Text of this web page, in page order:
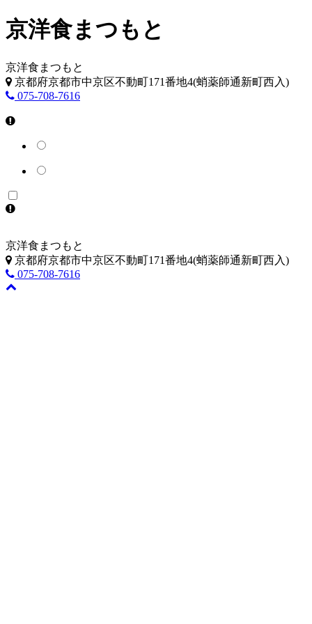
京洋食まつもと
京洋食まつもと
京都府京都市中京区不動町171番地4(蛸薬師通新町西入)
075-708-7616
京洋食まつもと
京都府京都市中京区不動町171番地4(蛸薬師通新町西入)
075-708-7616